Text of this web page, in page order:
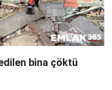
bina çöktü